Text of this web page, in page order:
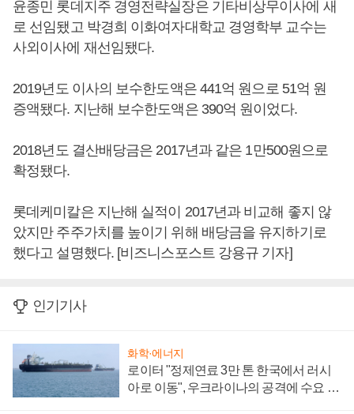
윤종민 롯데지주 경영전략실장은 기타비상무이사에 새
로 선임됐고 박경희 이화여자대학교 경영학부 교수는
사외이사에 재선임됐다.
2019년도 이사의 보수한도액은 441억 원으로 51억 원
증액됐다. 지난해 보수한도액은 390억 원이었다.
2018년도 결산배당금은 2017년과 같은 1만500원으로
확정됐다.
롯데케미칼은 지난해 실적이 2017년과 비교해 좋지 않
았지만 주주가치를 높이기 위해 배당금을 유지하기로
했다고 설명했다. [비즈니스포스트 강용규 기자]
인기기사
화학·에너지
로이터 "정제연료 3만 톤 한국에서 러시
아로 이동", 우크라이나의 공격에 수요 늘